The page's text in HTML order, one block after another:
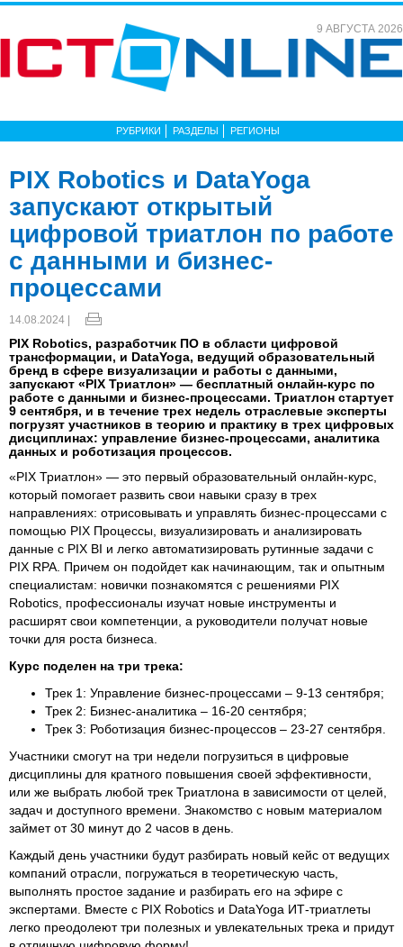
9 АВГУСТА 2026
РУБРИКИ РАЗДЕЛЫ РЕГИОНЫ
PIX Robotics и DataYoga
запускают открытый
цифровой триатлон по работе
с данными и бизнес-
процессами
14.08.2024 |
PIX Robotics, разработчик ПО в области цифровой
трансформации, и DataYoga, ведущий образовательный
бренд в сфере визуализации и работы с данными,
запускают «PIX Триатлон» — бесплатный онлайн-курс по
работе с данными и бизнес-процессами. Триатлон стартует
9 сентября, и в течение трех недель отраслевые эксперты
погрузят участников в теорию и практику в трех цифровых
дисциплинах: управление бизнес-процессами, аналитика
данных и роботизация процессов.
«PIX Триатлон» — это первый образовательный онлайн-курс,
который помогает развить свои навыки сразу в трех
направлениях: отрисовывать и управлять бизнес-процессами с
помощью PIX Процессы, визуализировать и анализировать
данные с PIX BI и легко автоматизировать рутинные задачи с
PIX RPA. Причем он подойдет как начинающим, так и опытным
специалистам: новички познакомятся с решениями PIX
Robotics, профессионалы изучат новые инструменты и
расширят свои компетенции, а руководители получат новые
точки для роста бизнеса.
Курс поделен на три трека:
Трек 1: Управление бизнес-процессами – 9-13 сентября;
Трек 2: Бизнес-аналитика – 16-20 сентября;
Трек 3: Роботизация бизнес-процессов – 23-27 сентября.
Участники смогут на три недели погрузиться в цифровые
дисциплины для кратного повышения своей эффективности,
или же выбрать любой трек Триатлона в зависимости от целей,
задач и доступного времени. Знакомство с новым материалом
займет от 30 минут до 2 часов в день.
Каждый день участники будут разбирать новый кейс от ведущих
компаний отрасли, погружаться в теоретическую часть,
выполнять простое задание и разбирать его на эфире с
экспертами. Вместе с PIX Robotics и DataYoga ИТ-триатлеты
легко преодолеют три полезных и увлекательных трека и придут